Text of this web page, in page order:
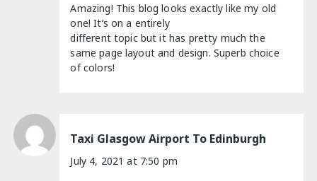
Amazing! This blog looks exactly like my old
one! It’s on a entirely
different topic but it has pretty much the
same page layout and design. Superb choice
of colors!
Taxi Glasgow Airport To Edinburgh
July 4, 2021 at 7:50 pm